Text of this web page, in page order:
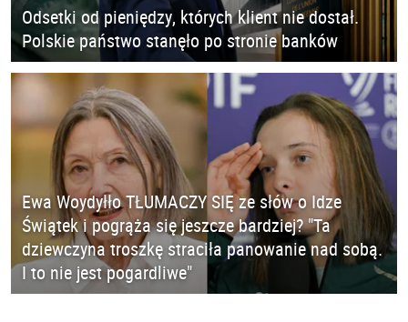
Odsetki od pieniędzy, których klient nie dostał.
Polskie państwo stanęło po stronie banków
Ewa Woydyłło TŁUMACZY SIĘ ze słów o Idze
Świątek i pogrąża się jeszcze bardziej? "Ta
dziewczyna troszkę straciła panowanie nad sobą.
I to nie jest pogardliwe"